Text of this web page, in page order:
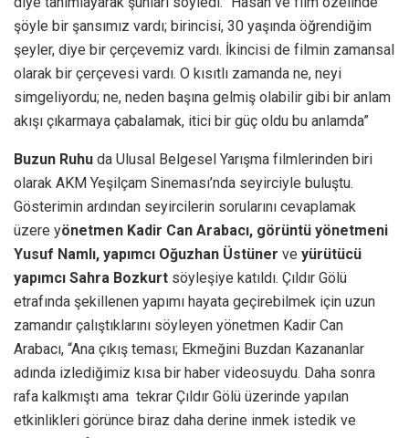
şöyle bir şansımız vardı; birincisi, 30 yaşında öğrendiğim
şeyler, diye bir çerçevemiz vardı. İkincisi de filmin zamansal
olarak bir çerçevesi vardı. O kısıtlı zamanda ne, neyi
simgeliyordu; ne, neden başına gelmiş olabilir gibi bir anlam
akışı çıkarmaya çabalamak, itici bir güç oldu bu anlamda”
Buzun Ruhu da Ulusal Belgesel Yarışma filmlerinden biri
olarak AKM Yeşilçam Sineması’nda seyirciyle buluştu.
Gösterimin ardından seyircilerin sorularını cevaplamak
üzere yönetmen Kadir Can Arabacı, görüntü yönetmeni
Yusuf Namlı, yapımcı Oğuzhan Üstüner ve yürütücü
yapımcı Sahra Bozkurt söyleşiye katıldı. Çıldır Gölü
etrafında şekillenen yapımı hayata geçirebilmek için uzun
zamandır çalıştıklarını söyleyen yönetmen Kadir Can
Arabacı, “Ana çıkış teması; Ekmeğini Buzdan Kazananlar
adında izlediğimiz kısa bir haber videosuydu. Daha sonra
rafa kalkmıştı ama tekrar Çıldır Gölü üzerinde yapılan
etkinlikleri görünce biraz daha derine inmek istedik ve